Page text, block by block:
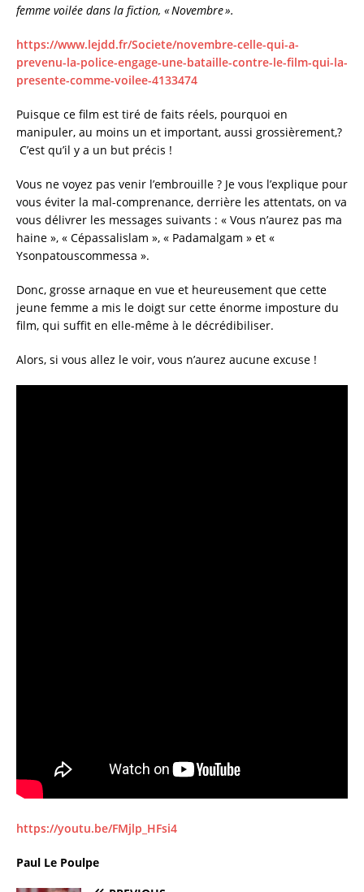
femme voilée dans la fiction, « Novembre ».
https://www.lejdd.fr/Societe/novembre-celle-qui-a-
prevenu-la-police-engage-une-bataille-contre-le-film-qui-la-
presente-comme-voilee-4133474
Puisque ce film est tiré de faits réels, pourquoi en
manipuler, au moins un et important, aussi grossièrement,?
C’est qu’il y a un but précis !
Vous ne voyez pas venir l’embrouille ? Je vous l’explique pour
vous éviter la mal-comprenance, derrière les attentats, on va
vous délivrer les messages suivants : « Vous n’aurez pas ma
haine », « Cépassalislam », « Padamalgam » et «
Ysonpatouscommessa ».
Donc, grosse arnaque en vue et heureusement que cette
jeune femme a mis le doigt sur cette énorme imposture du
film, qui suffit en elle-même à le décrédibiliser.
Alors, si vous allez le voir, vous n’aurez aucune excuse !
https://youtu.be/FMjlp_HFsi4
Paul Le Poulpe